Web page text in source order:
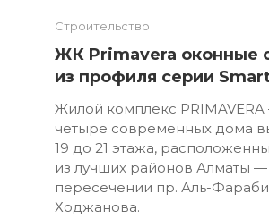
Строительство
ЖК Primavera оконные
из профиля серии
Жилой комплекс PRIMAVERA
четыре современных дома
19 до 21 этажа,
из лучших районов Алматы —
пересечении пр. Аль-Фараби
Ходжанова.